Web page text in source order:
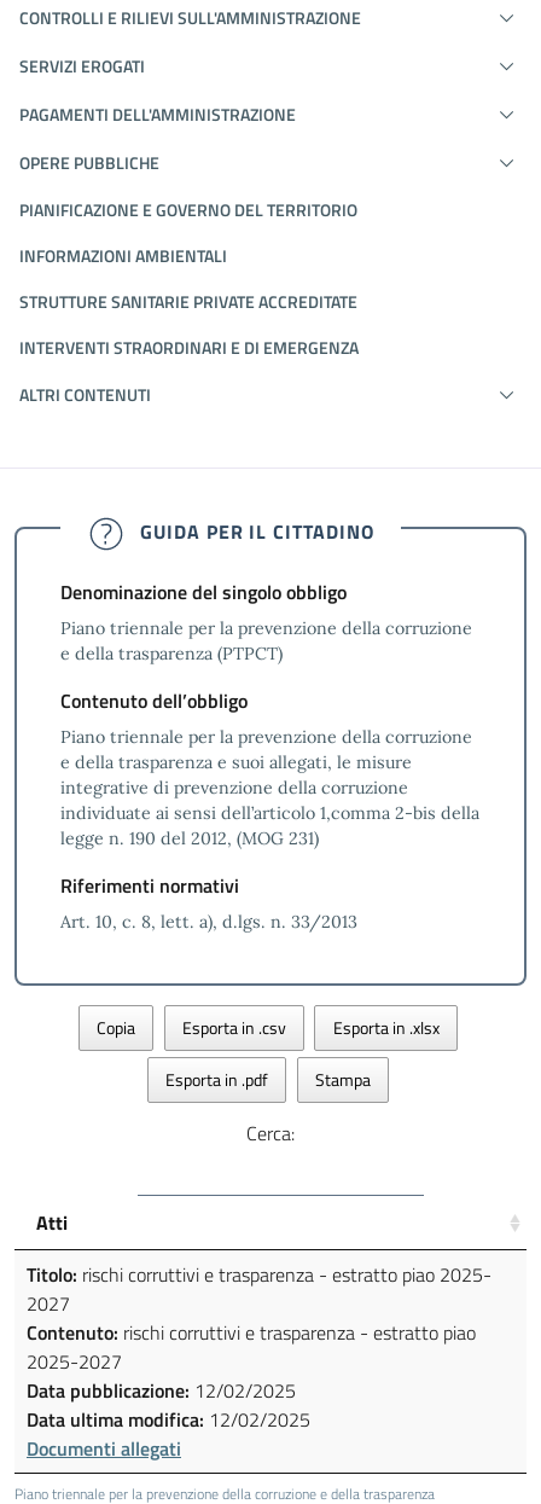
CONTROLLI E RILIEVI SULL'AMMINISTRAZIONE
SERVIZI EROGATI
PAGAMENTI DELL'AMMINISTRAZIONE
OPERE PUBBLICHE
PIANIFICAZIONE E GOVERNO DEL TERRITORIO
INFORMAZIONI AMBIENTALI
STRUTTURE SANITARIE PRIVATE ACCREDITATE
INTERVENTI STRAORDINARI E DI EMERGENZA
ALTRI CONTENUTI
GUIDA PER IL CITTADINO
Denominazione del singolo obbligo
Piano triennale per la prevenzione della corruzione
e della trasparenza (PTPCT)
Contenuto dell’obbligo
Piano triennale per la prevenzione della corruzione
e della trasparenza e suoi allegati, le misure
integrative di prevenzione della corruzione
individuate ai sensi dell’articolo 1,comma 2-bis della
legge n. 190 del 2012, (MOG 231)
Riferimenti normativi
Art. 10, c. 8, lett. a), d.lgs. n. 33/2013
Copia Esporta in .csv Esporta in .xlsx
Esporta in .pdf Stampa
Cerca:
Piano triennale per la prevenzione della corruzione e della trasparenza
Atti
Titolo: rischi corruttivi e trasparenza - estratto piao 2025-
2027
Contenuto: rischi corruttivi e trasparenza - estratto piao
2025-2027
Data pubblicazione: 12/02/2025
Data ultima modifica: 12/02/2025
Documenti allegati